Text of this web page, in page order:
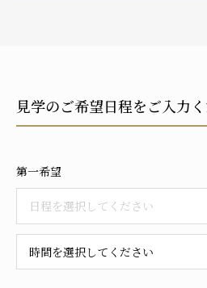
運営会社
プライバシーポリシー
採用情報
見学のご希望日程をご入力く
第一希望